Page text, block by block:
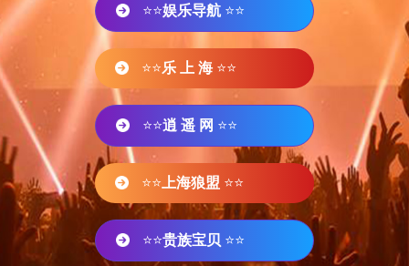
⭐⭐娱乐导航 ⭐⭐
⭐⭐乐 上 海 ⭐⭐
⭐⭐逍 遥 网 ⭐⭐
⭐⭐ 上海狼盟 ⭐⭐
⭐⭐贵族宝贝 ⭐⭐